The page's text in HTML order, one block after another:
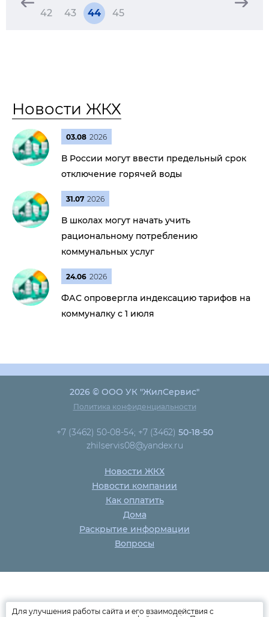
42
43 44 45
Новости ЖКХ
03.08 2026
В России могут ввести предельный срок
отключение горячей воды
31.07 2026
В школах могут начать учить
рациональному потреблению
коммунальных услуг
24.06 2026
ФАС опровергла индексацию тарифов на
коммуналку с 1 июля
2026 © ООО УК "ЖилСервис"
Политика конфиденциальности
+7 (3462) 50-08-54; +7 (3462) 50-18-50
zhilservis08@yandex.ru
Новости ЖКХ
Новости компании
Как оплатить
Дома
Раскрытие информации
Вопросы
Для улучшения работы сайта и его взаимодействия с